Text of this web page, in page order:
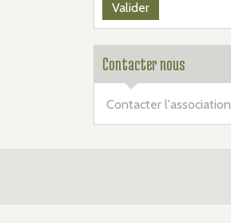
Contacter nous
Contacter l'association